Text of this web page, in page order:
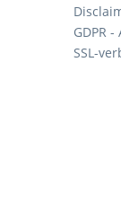
GDPR -
SSL-